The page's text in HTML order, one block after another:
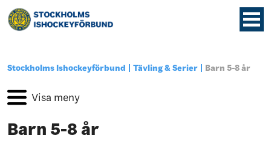
Stockholms Ishockeyförbund Tävling & Serier Barn 5-8 år
Barn 5-8 år